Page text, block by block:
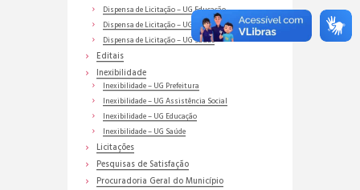
Dispensa de Licitação – UG Educação
Dispensa de Licitação – UG Prefeitura
Dispensa de Licitação – UG Saúde
Editais
Inexibilidade
Inexibilidade – UG Prefeitura
Inexibilidade – UG Assistência Social
Inexibilidade – UG Educação
Inexibilidade – UG Saúde
Licitações
Pesquisas de Satisfação
Procuradoria Geral do Município